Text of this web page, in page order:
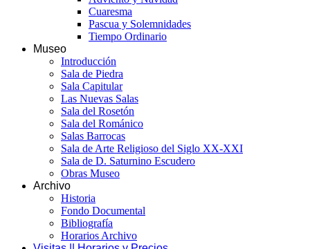
Cuaresma
Pascua y Solemnidades
Tiempo Ordinario
Museo
Introducción
Sala de Piedra
Sala Capitular
Las Nuevas Salas
Sala del Rosetón
Sala del Románico
Salas Barrocas
Sala de Arte Religioso del Siglo XX-XXI
Sala de D. Saturnino Escudero
Obras Museo
Archivo
Historia
Fondo Documental
Bibliografía
Horarios Archivo